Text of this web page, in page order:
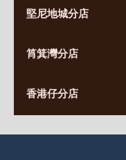
營業時間:
九龍太子太子道西141號
堅尼地城分店
營業時間:
香港堅尼地城卑路乍街
(堅尼地城地鐵站B出口)
筲箕灣分店
營業時間:
(10:00am-20:30pm)
香港仔分店
營業時間: